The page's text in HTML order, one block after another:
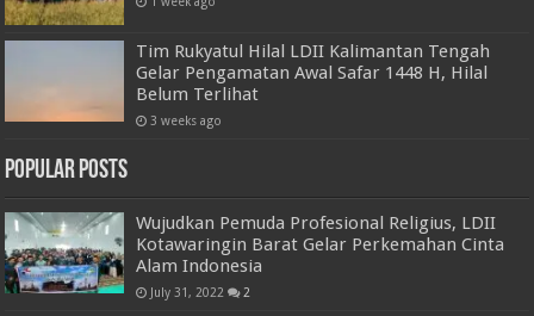
Tim Rukyatul Hilal LDII Kalimantan Tengah
Gelar Pengamatan Awal Safar 1448 H, Hilal
Belum Terlihat
3 weeks ago
Popular Posts
Wujudkan Pemuda Profesional Religius, LDII
Kotawaringin Barat Gelar Perkemahan Cinta
Alam Indonesia
July 31, 2022 2